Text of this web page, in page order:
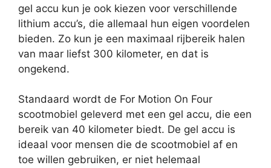
gel accu kun je ook kiezen voor verschillende
lithium accu’s, die allemaal hun eigen voordelen
bieden. Zo kun je een maximaal rijbereik halen
van maar liefst 300 kilometer, en dat is
ongekend.
Standaard wordt de For Motion On Four
scootmobiel geleverd met een gel accu, die een
bereik van 40 kilometer biedt. De gel accu is
ideaal voor mensen die de scootmobiel af en
toe willen gebruiken, er niet helemaal